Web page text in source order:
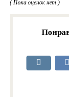
( Пока оценок нет )